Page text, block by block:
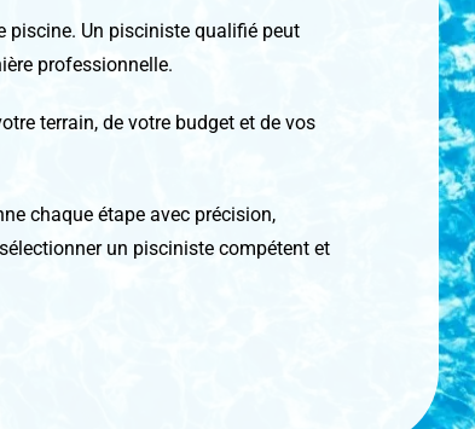
piscine. Un pisciniste qualifié peut
professionnelle.
terrain, de votre budget et de vos
chaque étape avec précision,
un pisciniste compétent et